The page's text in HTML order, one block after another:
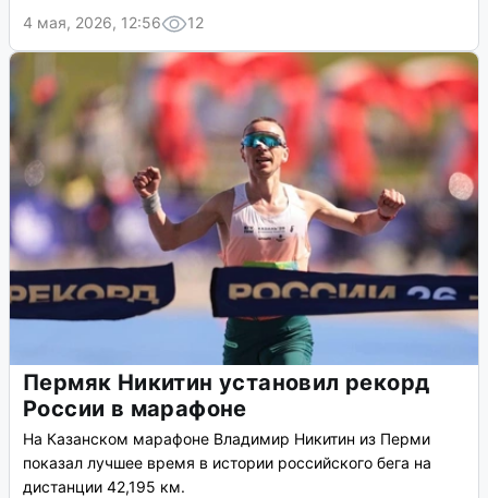
4 мая, 2026, 12:56
12
Пермяк Никитин установил рекорд
России в марафоне
На Казанском марафоне Владимир Никитин из Перми
показал лучшее время в истории российского бега на
дистанции 42,195 км.